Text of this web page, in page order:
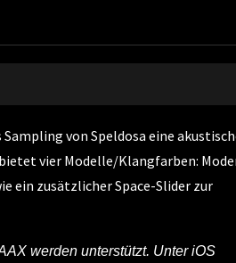
von Speldosa eine
vier Modelle/Klangfarben:
ein zusätzlicher Space-Slider zur
werden unterstützt. Unter iOS